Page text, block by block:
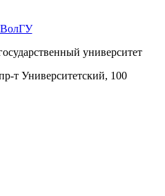
университет
т Университетский, 100